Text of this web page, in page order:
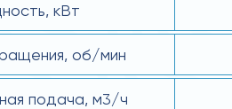
кВт
об/мин
подача, м3/ч